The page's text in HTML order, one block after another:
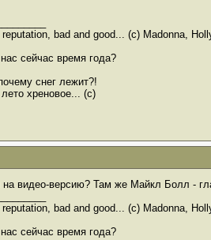
bad and good... (c) Madonna,
сейчас время года?
снег лежит?!
хреновое... (с)
на видео-версию? Там же Майкл Болл -
bad and good... (c) Madonna,
сейчас время года?